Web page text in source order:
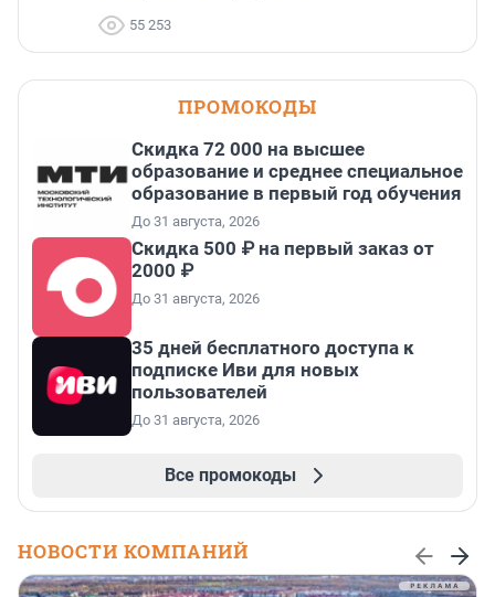
55 253
ПРОМОКОДЫ
Скидка 72 000 на высшее
образование и среднее специальное
образование в первый год обучения
До 31 августа, 2026
Скидка 500 ₽ на первый заказ от
2000 ₽
До 31 августа, 2026
35 дней бесплатного доступа к
подписке Иви для новых
пользователей
До 31 августа, 2026
Все промокоды
НОВОСТИ КОМПАНИЙ